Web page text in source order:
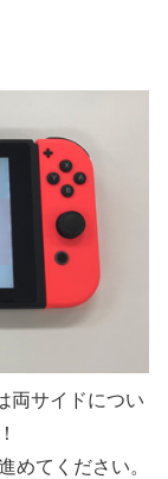
両サイドについ
めてください。